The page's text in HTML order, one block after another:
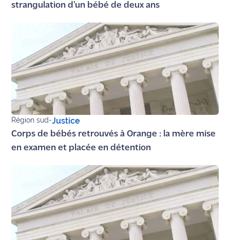
strangulation d'un bébé de deux ans
Région sud-Justice
Corps de bébés retrouvés à Orange : la mère mise
en examen et placée en détention